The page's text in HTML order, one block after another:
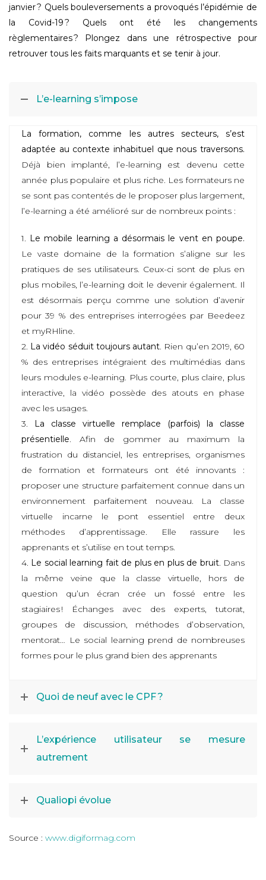
janvier ? Quels bouleversements a provoqués l’épidémie de
la Covid-19 ? Quels ont été les changements
règlementaires ? Plongez dans une rétrospective pour
retrouver tous les faits marquants et se tenir à jour.
L’e-learning s’impose
La formation, comme les autres secteurs, s’est
adaptée au contexte inhabituel que nous traversons.
Déjà bien implanté, l’e-learning est devenu cette
année plus populaire et plus riche. Les formateurs ne
se sont pas contentés de le proposer plus largement,
l’e-learning a été amélioré sur de nombreux points :
1. Le mobile learning a désormais le vent en poupe.
Le vaste domaine de la formation s’aligne sur les
pratiques de ses utilisateurs. Ceux-ci sont de plus en
plus mobiles, l’e-learning doit le devenir également. Il
est désormais perçu comme une solution d’avenir
pour 39 % des entreprises interrogées par Beedeez
et myRHline.
2. La vidéo séduit toujours autant. Rien qu’en 2019, 60
% des entreprises intégraient des multimédias dans
leurs modules e-learning. Plus courte, plus claire, plus
interactive, la vidéo possède des atouts en phase
avec les usages.
3. La classe virtuelle remplace (parfois) la classe
présentielle. Afin de gommer au maximum la
frustration du distanciel, les entreprises, organismes
de formation et formateurs ont été innovants :
proposer une structure parfaitement connue dans un
environnement parfaitement nouveau. La classe
virtuelle incarne le pont essentiel entre deux
méthodes d’apprentissage. Elle rassure les
apprenants et s’utilise en tout temps.
4. Le social learning fait de plus en plus de bruit. Dans
la même veine que la classe virtuelle, hors de
question qu’un écran crée un fossé entre les
stagiaires ! Échanges avec des experts, tutorat,
groupes de discussion, méthodes d’observation,
mentorat… Le social learning prend de nombreuses
formes pour le plus grand bien des apprenants
Quoi de neuf avec le CPF ?
L’expérience utilisateur se mesure
autrement
Qualiopi évolue
Source : www.digiformag.com